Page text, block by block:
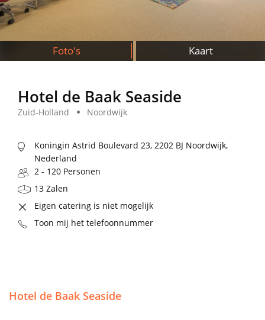
Foto's Kaart
Hotel de Baak Seaside
Zuid-Holland Noordwijk
Koningin Astrid Boulevard 23, 2202 BJ Noordwijk,
Nederland
2 - 120 Personen
13 Zalen
Eigen catering is niet mogelijk
Toon mij het telefoonnummer
Hotel de Baak Seaside